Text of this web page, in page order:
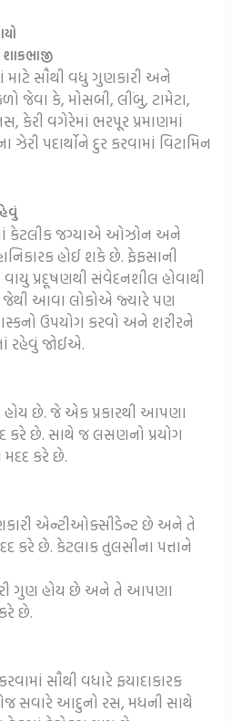
શાકભાજી
સૌથી વધુ ગુણકારી અને
જેવા કે, મોસબી, લીંબુ, ટામેટા,
કેરી વગેરેમાં ભરપૂર પ્રમાણમાં
ઝેરી પદાર્થોને દુર કરવામાં વિટામિન
કેટલીક જગ્યાએ ઓઝોન અને
હોઈ શકે છે. ફેફસાની
પ્રદૂષણથી સંવેદનશીલ હોવાથી
જેથી આવા લોકોએ જ્યારે પણ
ઉપયોગ કરવો અને શરીરને
રહેવું જોઈએ.
છે. જે એક પ્રકારથી આપણા
કરે છે. સાથે જ લસણનો પ્રયોગ
મદદ કરે છે.
એન્ટીઓક્સીડેન્ટ છે અને તે
કરે છે. કેટલાક તુલસીના પત્તાને
ગુણ હોય છે અને તે આપણા
છે.
સૌથી વધારે ફયાદાકારક
સવારે આદુનો રસ, મધની સાથે